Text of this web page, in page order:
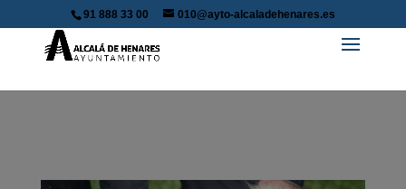
91 888 33 00 010@ayto-alcaladehenares.es